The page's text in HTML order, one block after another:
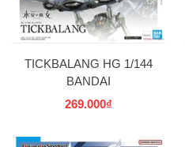
TICKBALANG HG 1/144
BANDAI
269.000₫